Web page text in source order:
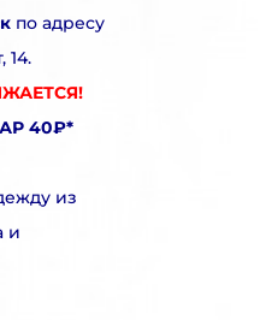
по адресу
14.
40₽*
из
и